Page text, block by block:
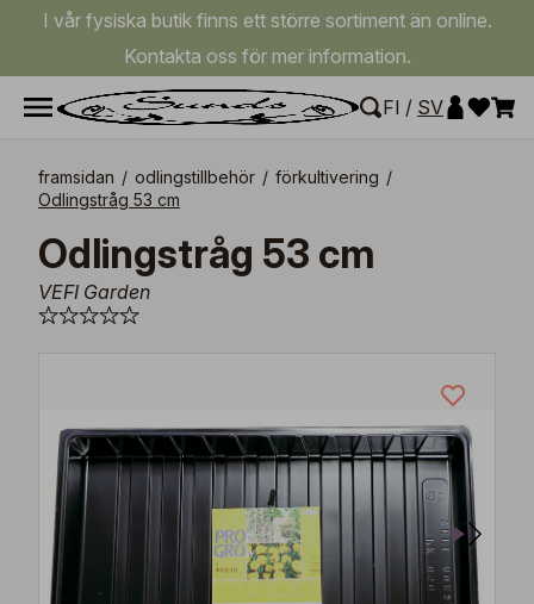
I vår fysiska butik finns ett större sortiment än online.
Kontakta oss för mer information.
FI / SV
framsidan / odlingstillbehör / förkultivering /
Odlingstråg 53 cm
Odlingstråg 53 cm
VEFI Garden